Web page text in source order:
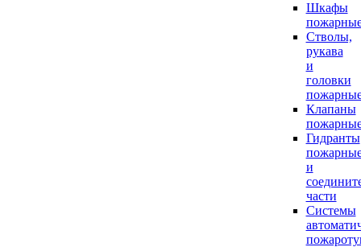
Шкафы
Стволы,
рукава
и
головки
Клапаны
Гидранты
и
части
Системы